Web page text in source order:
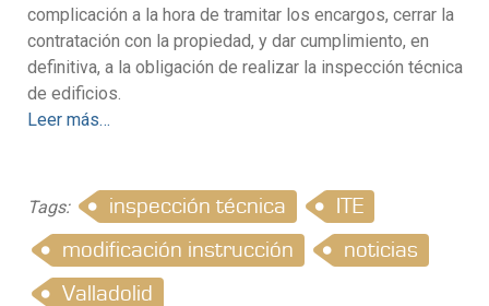
complicación a la hora de tramitar los encargos, cerrar la
contratación con la propiedad, y dar cumplimiento, en
definitiva, a la obligación de realizar la inspección técnica
de edificios.
Leer más…
Tags: inspección técnica
ITE
modificación instrucción
noticias
Valladolid